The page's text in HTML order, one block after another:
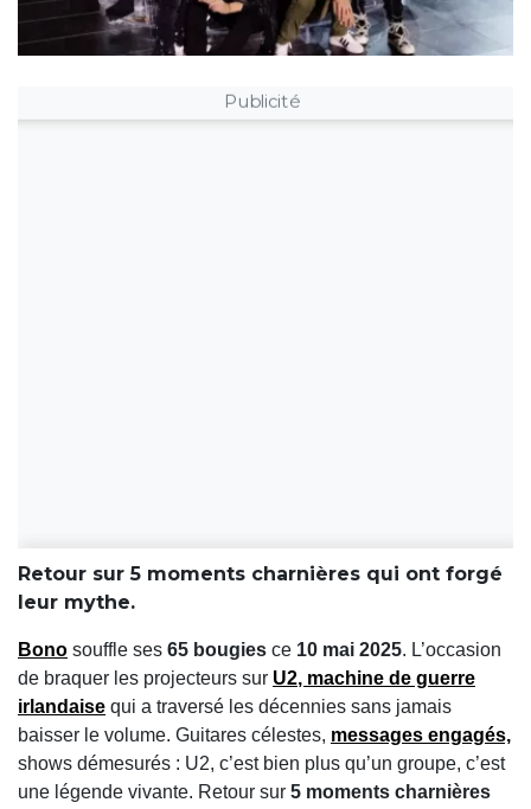
Publicité
Retour sur 5 moments charnières qui ont forgé
leur mythe.
Bono souffle ses 65 bougies ce 10 mai 2025. L’occasion
de braquer les projecteurs sur U2, machine de guerre
irlandaise qui a traversé les décennies sans jamais
baisser le volume. Guitares célestes, messages engagés,
shows démesurés : U2, c’est bien plus qu’un groupe, c’est
une légende vivante. Retour sur 5 moments charnières